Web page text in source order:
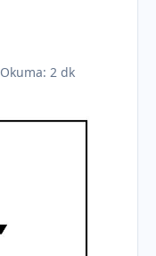
Okuma: 2 dk